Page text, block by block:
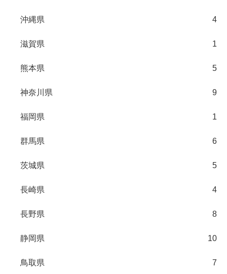
沖縄県 4
滋賀県 1
熊本県 5
神奈川県 9
福岡県 1
群馬県 6
茨城県 5
長崎県 4
長野県 8
静岡県 10
鳥取県 7